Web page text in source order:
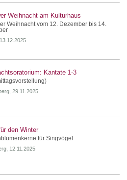
Weihnacht am Kulturhaus
Weihnacht vom 12. Dezember bis 14.
Kantate 1-3
29.11.2025
den Winter
für Singvögel
12.11.2025